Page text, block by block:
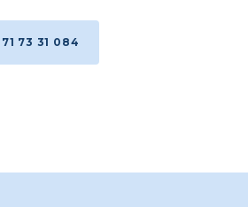
71 73 31 084